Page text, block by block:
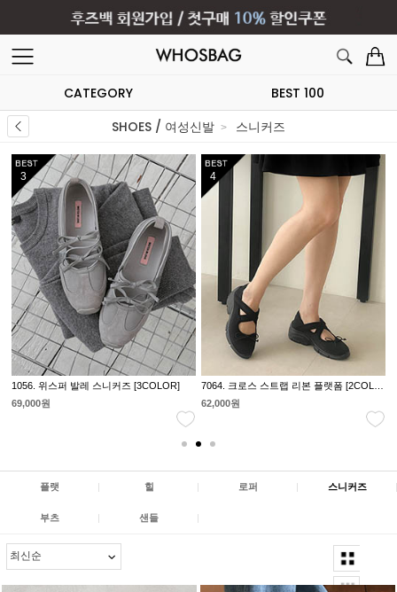
CATEGORY
BEST 100
SHOES / 여성신발
스니커즈
7064. 크로스 스트랩 리본 플랫폼 [2COLOR]
5
7055. 크로스 밴딩 스포티 스니커즈 [3COLOR]
6
7057. 더블 밴딩 플랫 스
플랫 | 힐 | 로퍼 | 스니커즈 |
부츠 | 샌들 |